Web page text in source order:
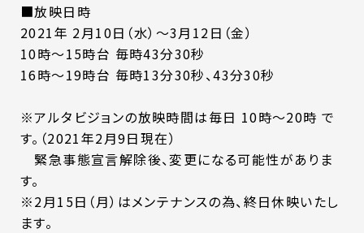
■放映日時
2021年 2月10日（水）～3月12日（金）
10時～15時台 毎時43分30秒
16時～19時台 毎時13分30秒、43分30秒
※アルタビジョンの放映時間は毎日 10時～20時 で
す。（2021年2月9日現在）
緊急事態宣言解除後、変更になる可能性がありま
す。
※2月15日（月）はメンテナンスの為、終日休映いたし
ます。